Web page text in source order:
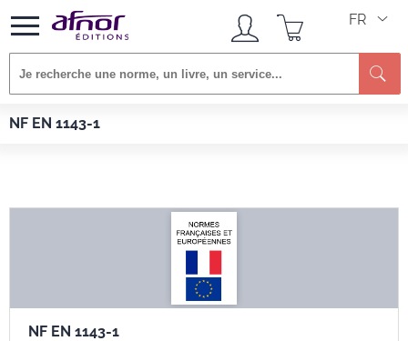
FR
NF EN 1143-1
Afnor EDITIONS
NF EN 1143-1